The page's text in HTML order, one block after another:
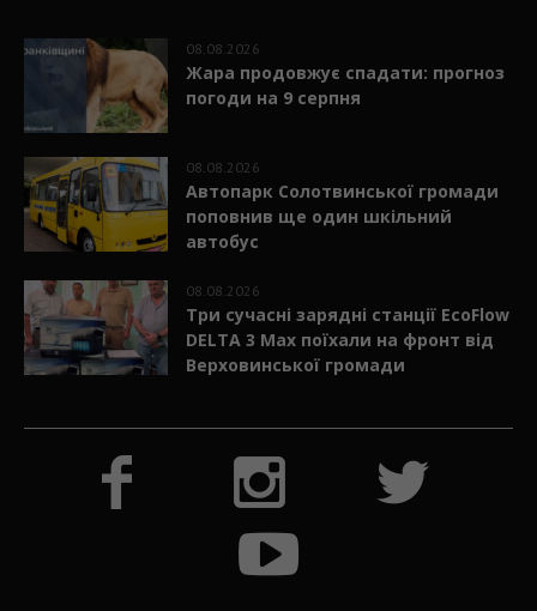
08.08.2026
Жара продовжує спадати: прогноз
погоди на 9 серпня
08.08.2026
Автопарк Солотвинської громади
поповнив ще один шкільний
автобус
08.08.2026
Три сучасні зарядні станції EcoFlow
DELTA 3 Max поїхали на фронт від
Верховинської громади